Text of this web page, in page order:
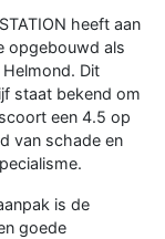
heeft aan
opgebouwd als
Dit
staat bekend om
een 4.5 op
van schade en
is de
goede